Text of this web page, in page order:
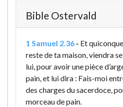
Bible Ostervald
1 Samuel 2.36 - Et
reste de ta maison, viendra
lui, pour avoir une pièce
pain, et lui dira : Fais-moi
des charges du sacerdoce,
morceau de pain.